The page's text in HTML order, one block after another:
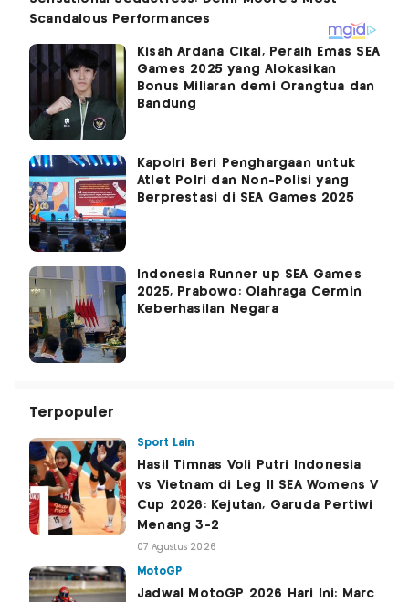
Kisah Ardana Cikal, Peraih Emas SEA
Games 2025 yang Alokasikan
Bonus Miliaran demi Orangtua dan
Bandung
Kapolri Beri Penghargaan untuk
Atlet Polri dan Non-Polisi yang
Berprestasi di SEA Games 2025
Indonesia Runner up SEA Games
2025, Prabowo: Olahraga Cermin
Keberhasilan Negara
Terpopuler
Sport Lain
Hasil Timnas Voli Putri Indonesia
vs Vietnam di Leg II SEA Womens V
Cup 2026: Kejutan, Garuda Pertiwi
Menang 3-2
07 Agustus 2026
MotoGP
Jadwal MotoGP 2026 Hari Ini: Marc